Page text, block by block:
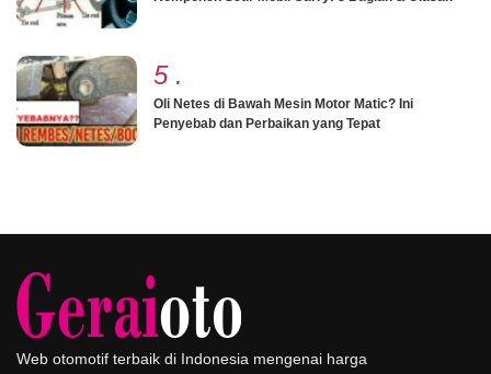
5 .
Oli Netes di Bawah Mesin Motor Matic? Ini
Penyebab dan Perbaikan yang Tepat
Web otomotif terbaik di Indonesia mengenai harga